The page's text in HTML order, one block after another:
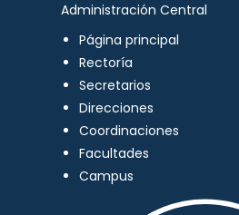
Administración Central
Página principal
Rectoría
Secretarios
Direcciones
Coordinaciones
Facultades
Campus